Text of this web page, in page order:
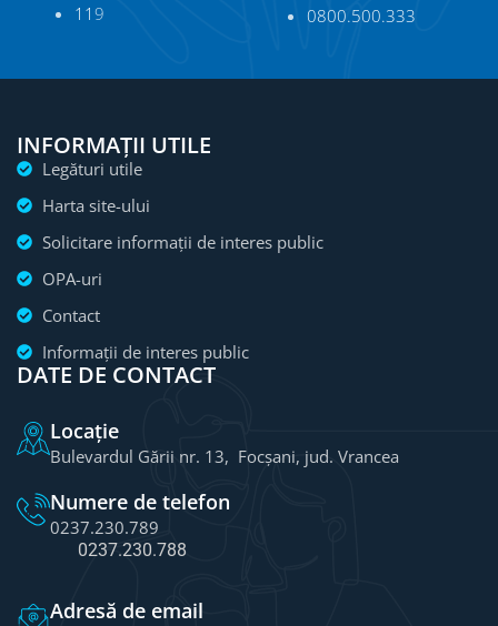
11 9 0800.500.333
INFORMAȚII UTILE
Legături utile
Harta site-ului
Solicitare informații de interes public
OPA-uri
Contact
Informații de interes public
DATE DE CONTACT
Locație
Bulevardul Gării nr. 13, Focșani, jud. Vrancea
Numere de telefon
0237.230.789
0237.230.788
Adresă de email